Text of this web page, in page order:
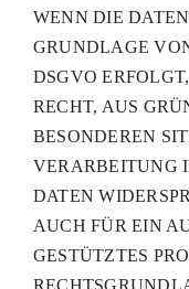
WENN DIE
GRUNDLAGE
DSGVO
RECHT, AUS
BESONDEREN
VERARBEITUNG
DATEN
AUCH FÜR EIN
GESTÜTZTES